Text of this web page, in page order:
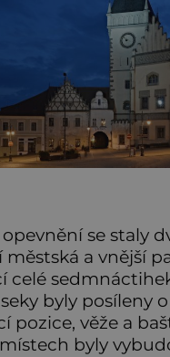
se staly
a vnější
celé
byly posíleny
pozice, věže a
byly